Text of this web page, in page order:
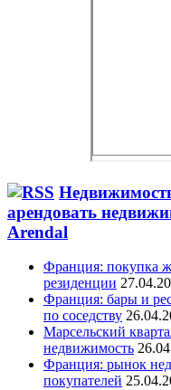
арендовать
Arendal
Франция: покупка
резиденции
Франция: бары и
по соседству
Марсельский
недвижимость
Франция: рынок
покупателей